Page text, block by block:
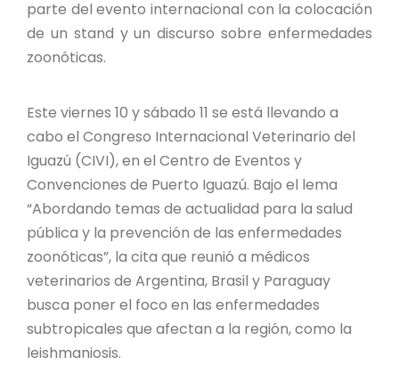
AUTORIZACIONES
PROGRAMAS
PROYECTO ÁGUILAS DE MISIONES
MONUMENTOS NATURALES
REPOSITORIO
CONTACTO
parte del evento internacional con la colocación
de un stand y un discurso sobre enfermedades
zoonóticas.
Este viernes 10 y sábado 11 se está llevando a
cabo el Congreso Internacional Veterinario del
Iguazú (CIVI), en el Centro de Eventos y
Convenciones de Puerto Iguazú. Bajo el lema
“Abordando temas de actualidad para la salud
pública y la prevención de las enfermedades
zoonóticas”, la cita que reunió a médicos
veterinarios de Argentina, Brasil y Paraguay
busca poner el foco en las enfermedades
subtropicales que afectan a la región, como la
leishmaniosis.